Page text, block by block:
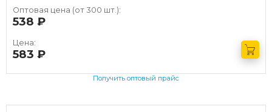
Оптовая цена (от 300 шт.):
538
Цена:
583
Получить оптовый прайс